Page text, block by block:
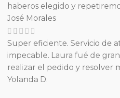
haberos elegido y
José Morales
Super eficiente. Servicio de
impecable. Laura fué de
realizar el pedido y resolver
Yolanda D.